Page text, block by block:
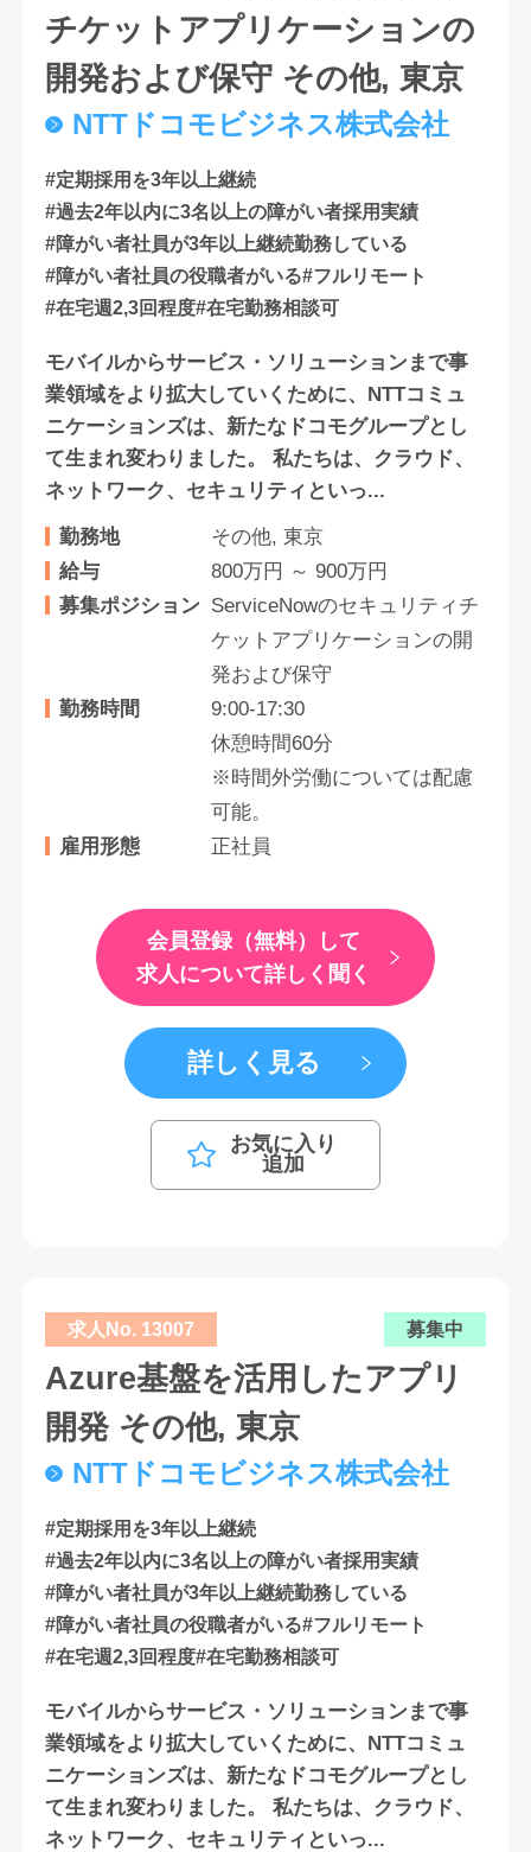
チケットアプリケーションの
開発および保守 その他, 東京
NTTドコモビジネス株式会社
#定期採用を3年以上継続
#過去2年以内に3名以上の障がい者採用実績
#障がい者社員が3年以上継続勤務している
#障がい者社員の役職者がいる#フルリモート
#在宅週2,3回程度#在宅勤務相談可
モバイルからサービス・ソリューションまで事
業領域をより拡大していくために、NTTコミュ
ニケーションズは、新たなドコモグループとし
て生まれ変わりました。 私たちは、クラウド、
ネットワーク、セキュリティといっ...
勤務地
その他, 東京
給与
800万円 ～ 900万円
募集ポジション ServiceNowのセキュリティチ
ケットアプリケーションの開
発および保守
勤務時間
9:00-17:30
休憩時間60分
※時間外労働については配慮
可能。
雇用形態
正社員
会員登録（無料）して
求人について詳しく聞く
詳しく見る
お気に入り
追加
求人No. 13007 募集中
Azure基盤を活用したアプリ
開発 その他, 東京
NTTドコモビジネス株式会社
#定期採用を3年以上継続
#過去2年以内に3名以上の障がい者採用実績
#障がい者社員が3年以上継続勤務している
#障がい者社員の役職者がいる#フルリモート
#在宅週2,3回程度#在宅勤務相談可
モバイルからサービス・ソリューションまで事
業領域をより拡大していくために、NTTコミュ
ニケーションズは、新たなドコモグループとし
て生まれ変わりました。 私たちは、クラウド、
ネットワーク、セキュリティといっ...